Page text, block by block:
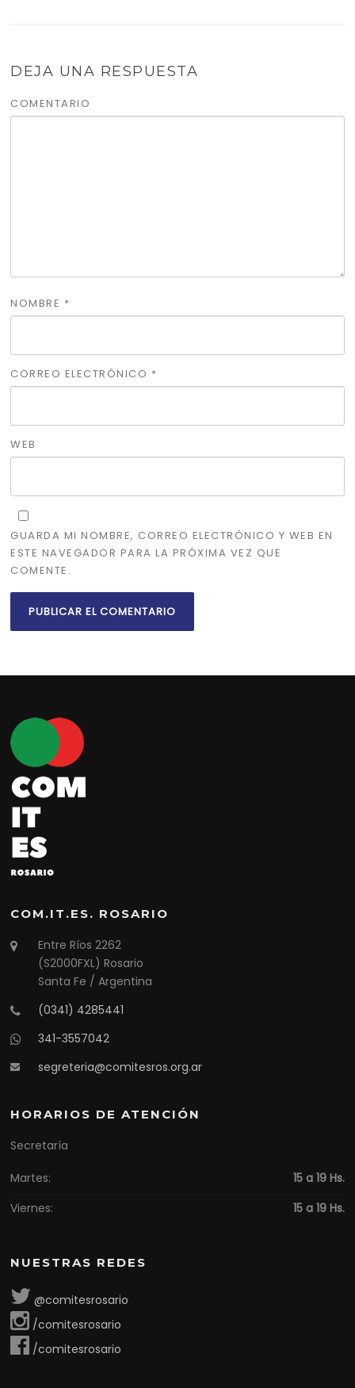
DEJA UNA RESPUESTA
COMENTARIO
NOMBRE *
CORREO ELECTRÓNICO *
WEB
GUARDA MI NOMBRE, CORREO ELECTRÓNICO Y WEB EN
ESTE NAVEGADOR PARA LA PRÓXIMA VEZ QUE
COMENTE.
COM.IT.ES. ROSARIO
Entre Ríos 2262
(S2000FXL) Rosario
Santa Fe / Argentina
(0341) 4285441
341-3557042
segreteria@comitesros.org.ar
HORARIOS DE ATENCIÓN
Secretaría
Martes:
15 a 19 Hs.
Viernes:
15 a 19 Hs.
NUESTRAS REDES
@comitesrosario
/comitesrosario
/comitesrosario